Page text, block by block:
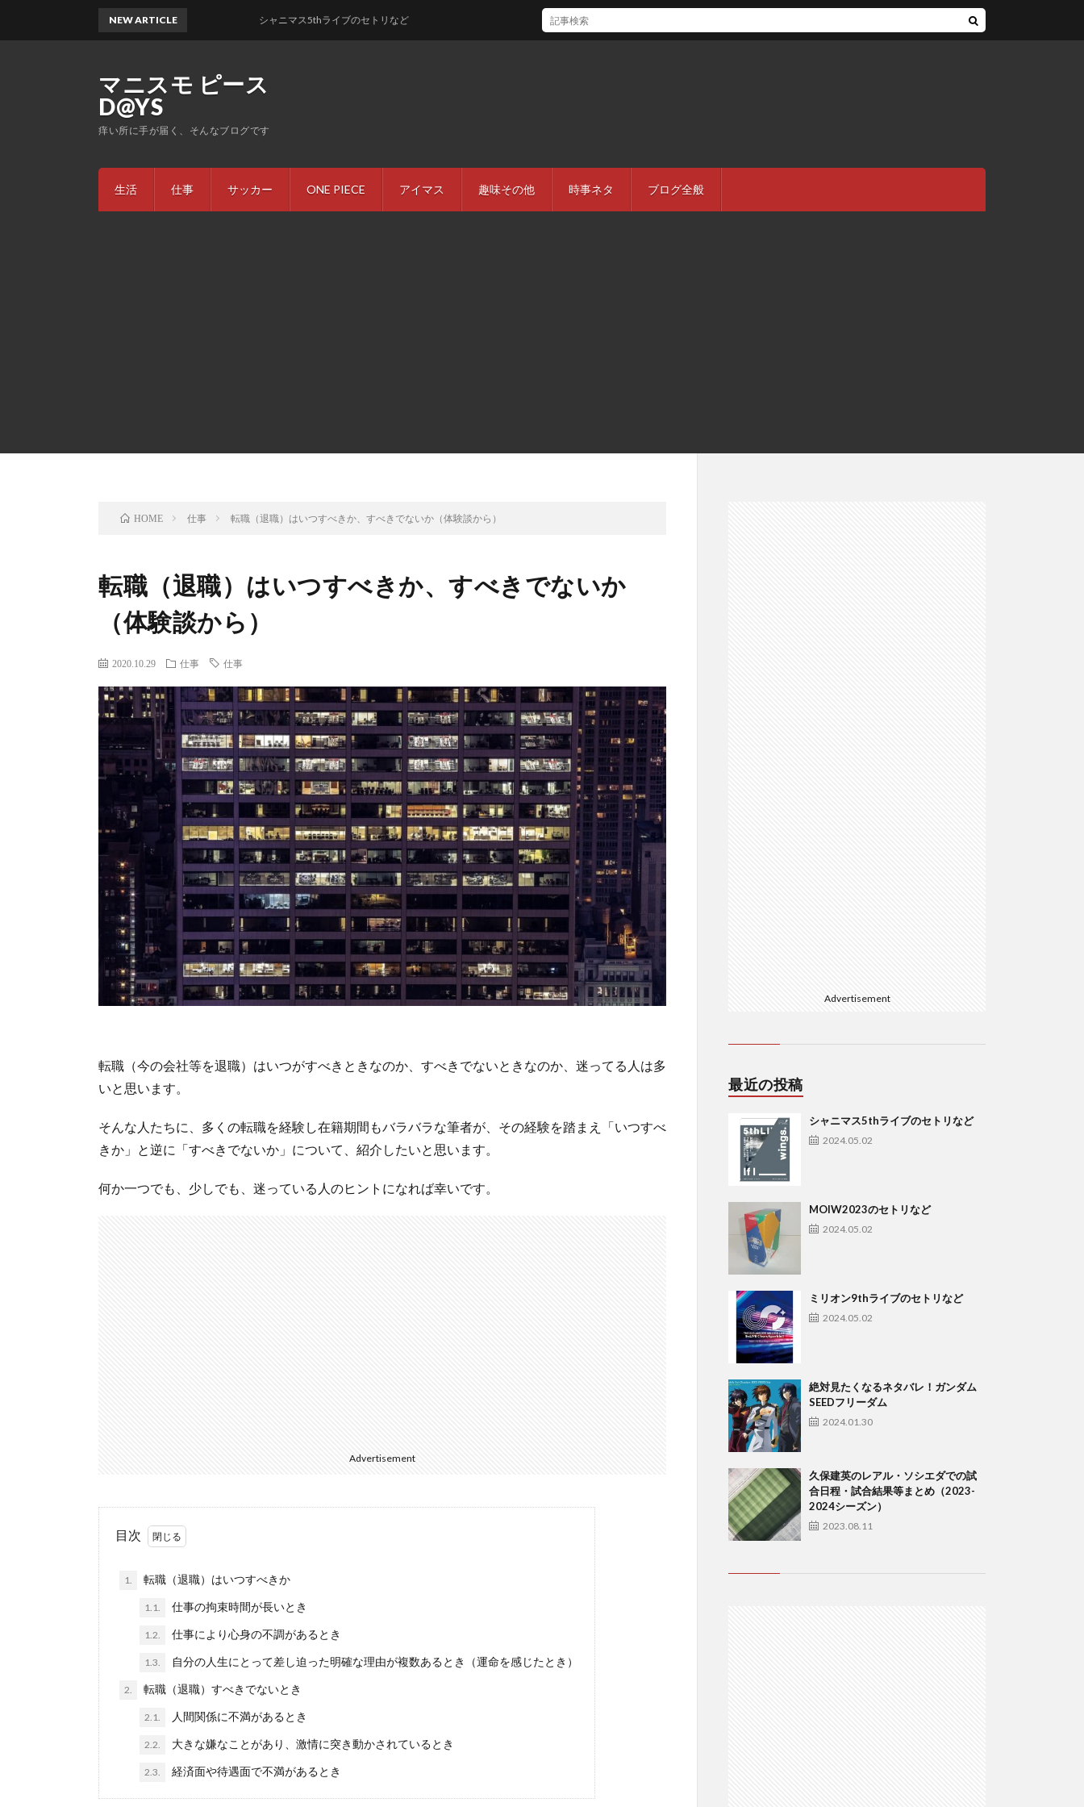
マニスモ ピース
D@YS
痒い所に手が届く、そんなブログです
生活 仕事 サッカー ONE PIECE アイマス 趣味その他 時事ネタ ブログ全般
NEW ARTICLE シャニマス5thライブのセトリなど
HOME 仕事 転職（退職）はいつすべきか、すべきでないか（体験談から）
転職（退職）はいつすべきか、すべきでないか
（体験談から）
2020.10.29 仕事 仕事
転職（今の会社等を退職）はいつがすべきときなのか、すべきでないときなのか、迷ってる人は多
いと思います。
そんな人たちに、多くの転職を経験し在籍期間もバラバラな筆者が、その経験を踏まえ「いつすべ
きか」と逆に「すべきでないか」について、紹介したいと思います。
何か一つでも、少しでも、迷っている人のヒントになれば幸いです。
Advertisement
目次
1. 転職（退職）はいつすべきか
1.1. 仕事の拘束時間が長いとき
1.2. 仕事により心身の不調があるとき
1.3. 自分の人生にとって差し迫った明確な理由が複数あるとき（運命を感じたとき）
2. 転職（退職）すべきでないとき
2.1. 人間関係に不満があるとき
2.2. 大きな嫌なことがあり、激情に突き動かされているとき
2.3. 経済面や待遇面で不満があるとき
Advertisement
最近の投稿
シャニマス5thライブのセトリなど
2024.05.02
MOIW2023のセトリなど
2024.05.02
ミリオン9thライブのセトリなど
2024.05.02
絶対見たくなるネタバレ！ガンダム
SEEDフリーダム
2024.01.30
久保建英のレアル・ソシエダでの試
合日程・試合結果等まとめ（2023-
2024シーズン）
2023.08.11